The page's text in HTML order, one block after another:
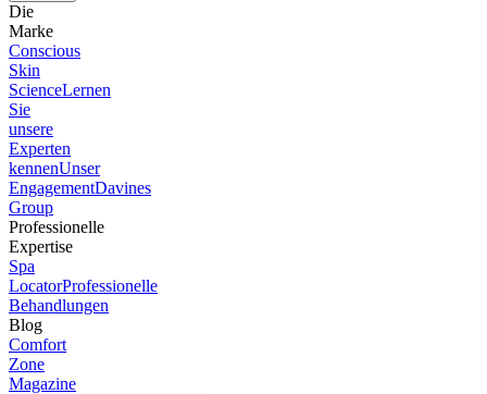
Die
Marke
Conscious
Skin
ScienceLernen
Sie
unsere
Experten
kennenUnser
EngagementDavines
Group
Professionelle
Expertise
Spa
LocatorProfessionelle
Behandlungen
Blog
Comfort
Zone
Magazine